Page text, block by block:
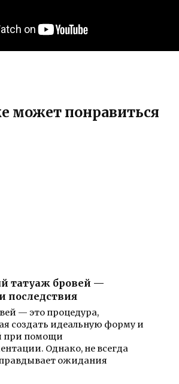
может понравиться
татуаж бровей —
последствия
— это процедура,
создать идеальную форму и
при помощи
Однако, не всегда
ожидания